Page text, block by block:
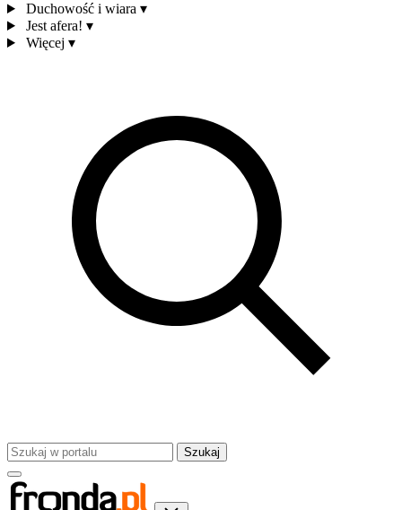
Duchowość i wiara ▾
Jest afera! ▾
Więcej ▾
Szukaj